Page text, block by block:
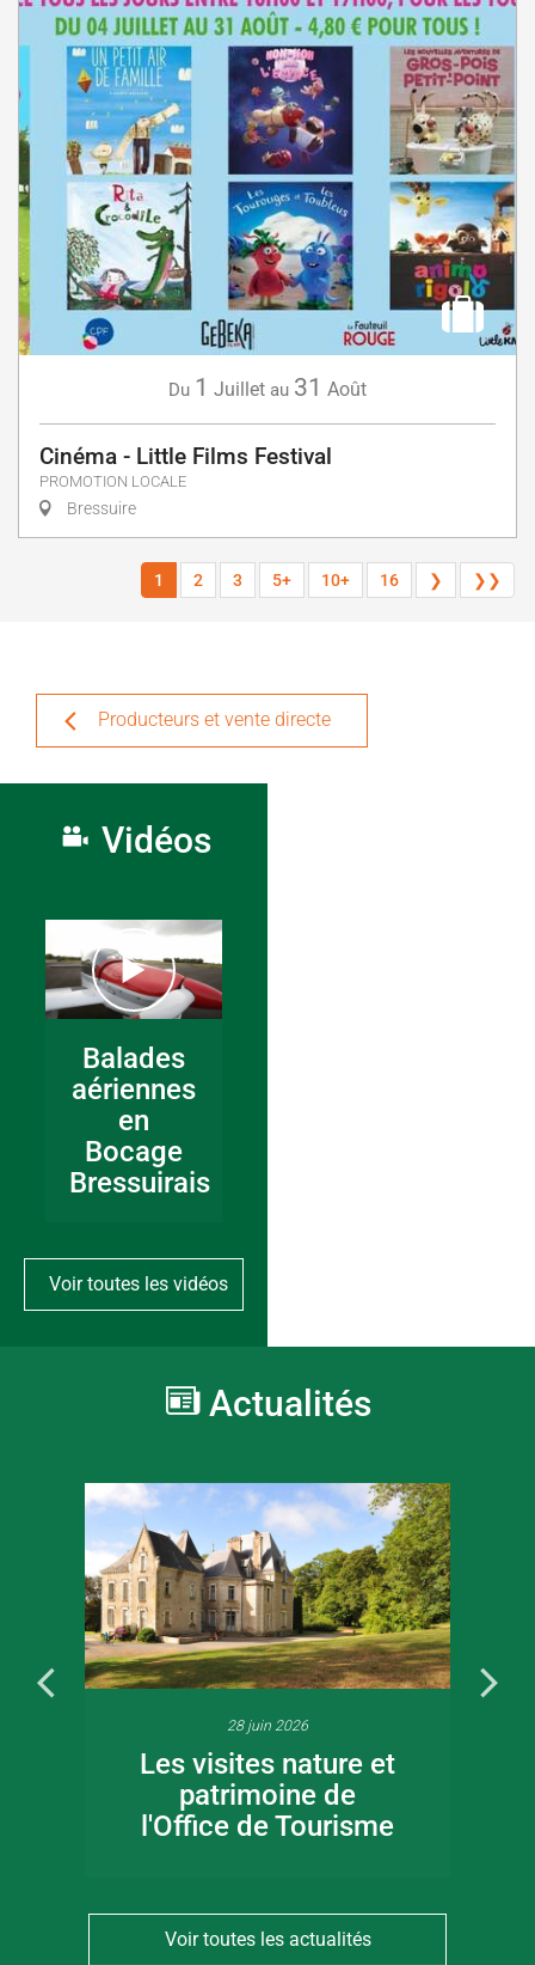
Du 1 Juillet au 31 Août
Cinéma - Little Films Festival
PROMOTION LOCALE
Bressuire
1 2 3 5+ 10+ 16 ❯ ❯❯
Producteurs et vente directe
Vidéos
Balades
aériennes
en
Bocage
Bressuirais
Voir toutes les vidéos
Actualités
28 juin 2026
Les visites nature et
patrimoine de
l'Office de Tourisme
Voir toutes les actualités